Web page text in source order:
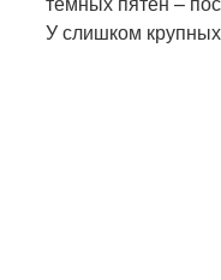
У слишком